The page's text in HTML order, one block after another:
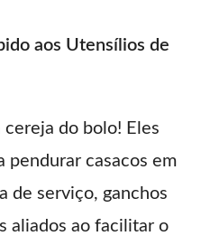
aos Utensílios de
cereja do bolo! Eles
pendurar casacos em
de serviço, ganchos
aliados ao facilitar o